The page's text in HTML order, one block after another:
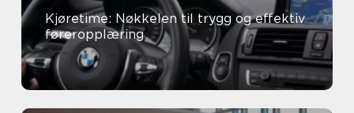
Kjøretime: Nøkkelen til trygg og effektiv
føreropplæring